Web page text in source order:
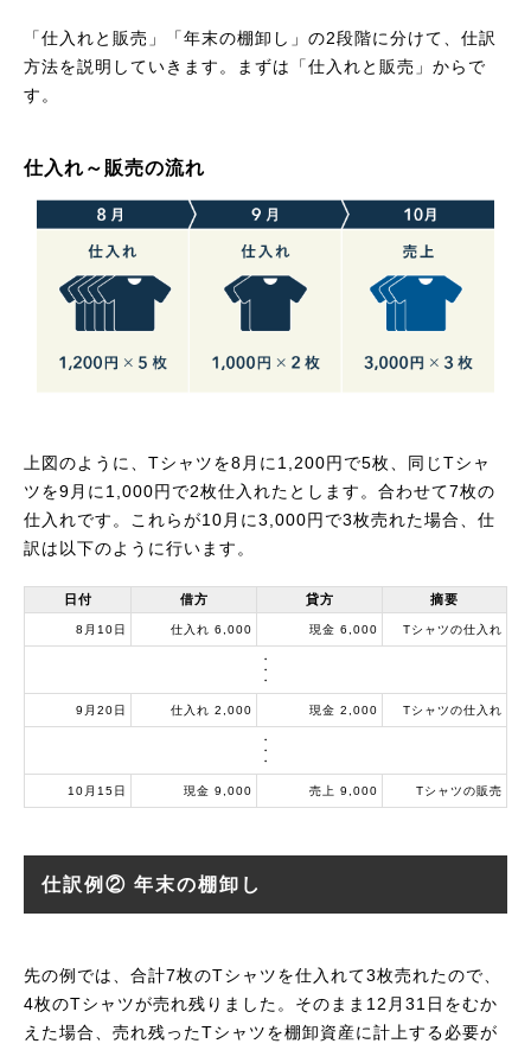
「仕入れと販売」「年末の棚卸し」の2段階に分けて、仕訳
方法を説明していきます。まずは「仕入れと販売」からで
す。
仕入れ～販売の流れ
上図のように、Tシャツを8月に1,200円で5枚、同じTシャ
ツを9月に1,000円で2枚仕入れたとします。合わせて7枚の
仕入れです。これらが10月に3,000円で3枚売れた場合、仕
訳は以下のように行います。
日付 借方 貸方 摘要
8月10日 仕入れ 6,000 現金 6,000 Tシャツの仕入れ
・
・
・
9月20日 仕入れ 2,000 現金 2,000 Tシャツの仕入れ
・
・
・
10月15日 現金 9,000 売上 9,000 Tシャツの販売
仕訳例② 年末の棚卸し
先の例では、合計7枚のTシャツを仕入れて3枚売れたので、
4枚のTシャツが売れ残りました。そのまま12月31日をむか
えた場合、売れ残ったTシャツを棚卸資産に計上する必要が